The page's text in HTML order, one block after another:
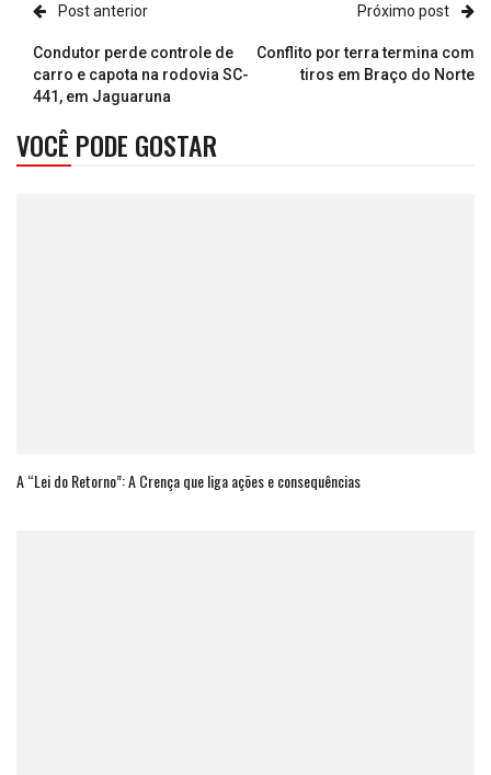
Post anterior
Condutor perde controle de
carro e capota na rodovia SC-
441, em Jaguaruna
Próximo post
Conflito por terra termina com
tiros em Braço do Norte
VOCÊ PODE GOSTAR
A “Lei do Retorno”: A Crença que liga ações e consequências